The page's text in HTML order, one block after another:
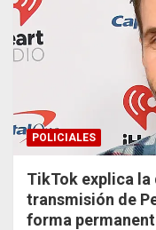
POLICIALES
TikTok explica la
transmisión de
forma